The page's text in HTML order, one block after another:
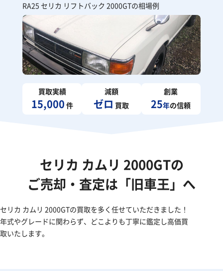
RA25 セリカ リフトバック 2000GTの相場例
買取実績
15,000 件
減額
ゼロ 買取
創業
25年の信頼
セリカ カムリ 2000GTの
ご売却・査定は「旧車王」へ
セリカ カムリ 2000GTの買取を多く任せていただきました！
年式やグレードに関わらず、どこよりも丁寧に鑑定し高価買
取いたします。